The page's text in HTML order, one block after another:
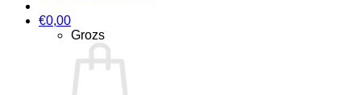
€0,00
Grozs